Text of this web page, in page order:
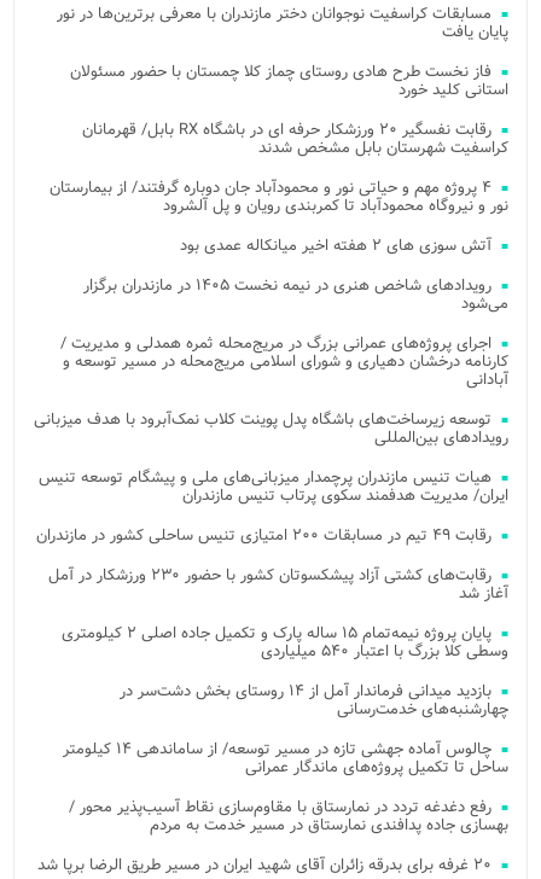
مسابقات کراسفیت نوجوانان دختر مازندران با معرفی برترین‌ها در نور
پایان یافت
فاز نخست طرح هادی روستای چماز کلا چمستان با حضور مسئولان
استانی کلید خورد
رقابت نفسگیر ۲۰ ورزشکار حرفه ای در باشگاه RX بابل/ قهرمانان
کراسفیت شهرستان بابل مشخص شدند
۴ پروژه مهم و حیاتی نور و محمودآباد جان دوباره گرفتند/ از بیمارستان
نور و نیروگاه محمودآباد تا کمربندی رویان و پل آلشرود
آتش‌ سوزی‌ های ۲ هفته اخیر میانکاله عمدی بود
رویدادهای شاخص هنری در نیمه نخست ۱۴۰۵ در مازندران برگزار
می‌شود
اجرای پروژه‌های عمرانی بزرگ در مریج‌محله ثمره همدلی و مدیریت /
کارنامه درخشان دهیاری و شورای اسلامی مریج‌محله در مسیر توسعه و
آبادانی
توسعه زیرساخت‌های باشگاه پدل پوینت کلاب نمک‌آبرود با هدف میزبانی
رویدادهای بین‌المللی
هیات تنیس مازندران پرچمدار میزبانی‌های ملی و پیشگام توسعه تنیس
ایران/ مدیریت هدفمند سکوی پرتاب تنیس مازندران
رقابت ۴۹ تیم در مسابقات ۲۰۰ امتیازی تنیس ساحلی کشور در مازندران
رقابت‌های کشتی آزاد پیشکسوتان کشور با حضور ۲۳۰ ورزشکار در آمل
آغاز شد
پایان پروژه نیمه‌تمام ۱۵ ساله پارک و تکمیل جاده اصلی ۲ کیلومتری
وسطی کلا بزرگ با اعتبار ۵۴۰ میلیاردی
بازدید میدانی فرماندار آمل از ۱۴ روستای بخش دشت‌سر در
چهارشنبه‌های خدمت‌رسانی
چالوس آماده جهشی تازه در مسیر توسعه/ از ساماندهی ۱۴ کیلومتر
ساحل تا تکمیل پروژه‌های ماندگار عمرانی
رفع دغدغه تردد در نمارستاق با مقاوم‌سازی نقاط آسیب‌پذیر محور /
بهسازی جاده پدافندی نمارستاق در مسیر خدمت به مردم
۲۰ غرفه برای بدرقه زائران آقای شهید ایران در مسیر طریق الرضا برپا شد